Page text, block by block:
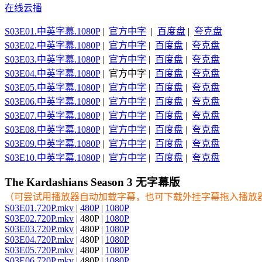
在线云播
S03E01.中英字幕.1080P| 官方中字 | 百度盘 | 夸克盘
S03E02.中英字幕.1080P| 官方中字 | 百度盘 | 夸克盘
S03E03.中英字幕.1080P| 官方中字 | 百度盘 | 夸克盘
S03E04.中英字幕.1080P| 官方中字 | 百度盘 | 夸克盘
S03E05.中英字幕.1080P| 官方中字 | 百度盘 | 夸克盘
S03E06.中英字幕.1080P| 官方中字 | 百度盘 | 夸克盘
S03E07.中英字幕.1080P| 官方中字 | 百度盘 | 夸克盘
S03E08.中英字幕.1080P| 官方中字 | 百度盘 | 夸克盘
S03E09.中英字幕.1080P| 官方中字 | 百度盘 | 夸克盘
S03E10.中英字幕.1080P| 官方中字 | 百度盘 | 夸克盘
The Kardashians Season 3 无字幕版
（可尝试用播放器自动加载字幕，也可下载外挂字幕拖入播放
S03E01.720P.mkv | 480P| 1080P
S03E02.720P.mkv | 480P | 1080P
S03E03.720P.mkv | 480P | 1080P
S03E04.720P.mkv | 480P | 1080P
S03E05.720P.mkv | 480P | 1080P